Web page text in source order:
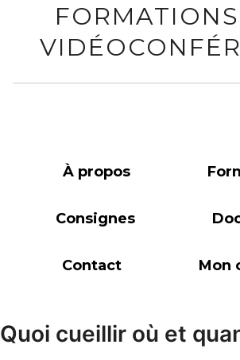
À propos
Consignes
Contact Mon
Quoi cueillir où et